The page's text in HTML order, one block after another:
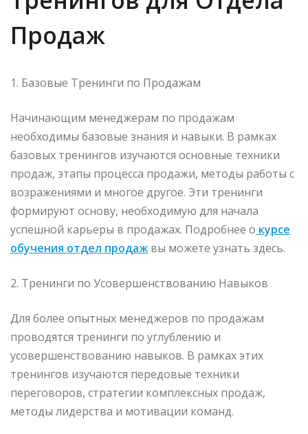
Продаж
1. Базовые Тренинги по Продажам
Начинающим менеджерам по продажам
необходимы базовые знания и навыки. В рамках
базовых тренингов изучаются основные техники
продаж, этапы процесса продажи, методы работы с
возражениями и многое другое. Эти тренинги
формируют основу, необходимую для начала
успешной карьеры в продажах. Подробнее о курсе
обучения отдел продажвы можете узнать здесь.
2. Тренинги по Усовершенствованию Навыков
Для более опытных менеджеров по продажам
проводятся тренинги по углублению и
усовершенствованию навыков. В рамках этих
тренингов изучаются передовые техники
переговоров, стратегии комплексных продаж,
методы лидерства и мотивации команд.